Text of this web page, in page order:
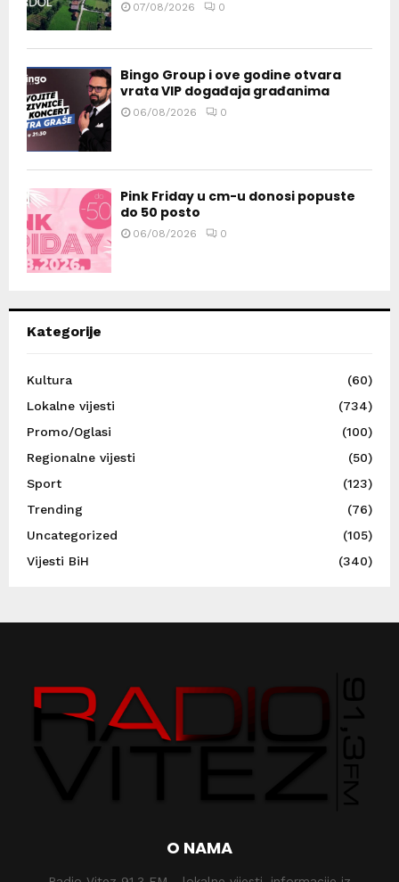
07/08/2026 0
Bingo Group i ove godine otvara
vrata VIP događaja građanima
06/08/2026 0
Pink Friday u cm-u donosi popuste
do 50 posto
06/08/2026 0
Kategorije
Kultura
(60)
Lokalne vijesti
(734)
Promo/Oglasi
(100)
Regionalne vijesti
(50)
Sport
(123)
Trending
(76)
Uncategorized
(105)
Vijesti BiH
(340)
O NAMA